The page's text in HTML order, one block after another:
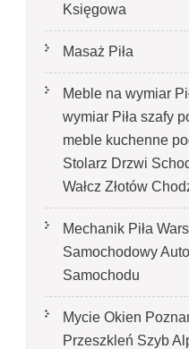
Księgowa
Masaż Piła
Meble na wymiar
wymiar Piła szafy
meble kuchenne
Stolarz Drzwi
Wałcz Złotów
Mechanik Piła
Samochodowy
Samochodu
Mycie Okien
Przeszkleń Szyb